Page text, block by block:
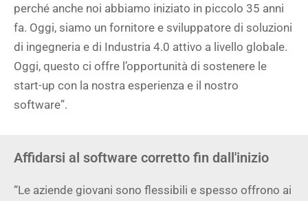
perché anche noi abbiamo iniziato in piccolo 35 anni
fa. Oggi, siamo un fornitore e sviluppatore di soluzioni
di ingegneria e di Industria 4.0 attivo a livello globale.
Oggi, questo ci offre l’opportunità di sostenere le
start-up con la nostra esperienza e il nostro
software”.
Affidarsi al software corretto fin dall'inizio
“Le aziende giovani sono flessibili e spesso offrono ai